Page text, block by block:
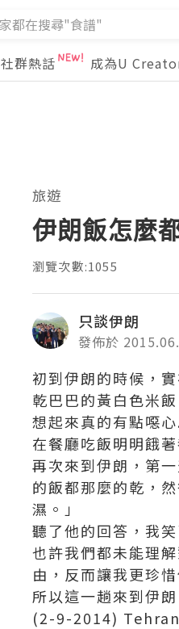
社群熱話 成為U
旅遊
伊朗飯怎麼
瀏覽次數:1055
只談伊朗
發佈於
初到伊朗的時候，
乾巴巴的黃白色米
想起來真的有點噁
在餐廳吃飯明明餓
再次來到伊朗，第
的飯都那麼的乾，
濕。」
聽了他的回答，我
也許我們都未能理
由，反而讓我更珍
所以這一趟來到伊
(2-9-2014) Tehran